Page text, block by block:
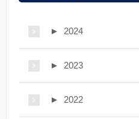
► 2024
► 2023
► 2022